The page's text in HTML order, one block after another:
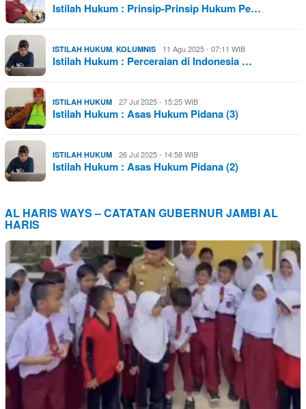
Istilah Hukum : Prinsip-Prinsip Hukum Pe…
ISTILAH HUKUM, KOLUMNIS 11 Agu 2025 - 07:11 WIB
Istilah Hukum : Perceraian di Indonesia …
ISTILAH HUKUM 27 Jul 2025 - 15:25 WIB
Istilah Hukum : Asas Hukum Pidana (3)
ISTILAH HUKUM 26 Jul 2025 - 14:58 WIB
Istilah Hukum : Asas Hukum Pidana (2)
AL HARIS WAYS – CATATAN GUBERNUR JAMBI AL
HARIS